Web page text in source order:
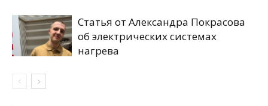
Статья от Александра Покрасова
об электрических системах
нагрева